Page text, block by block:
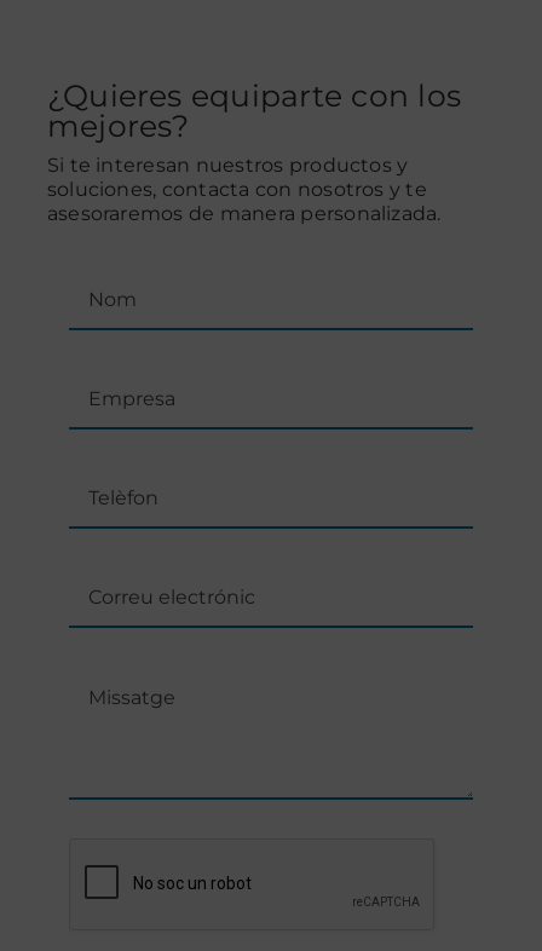
¿Quieres equiparte con los
mejores?
Si te interesan nuestros productos y
soluciones, contacta con nosotros y te
asesoraremos de manera personalizada.